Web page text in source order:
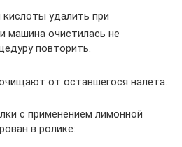
кислоты удалить при
машина очистилась не
повторить.
от оставшегося налета.
с применением лимонной
в ролике: